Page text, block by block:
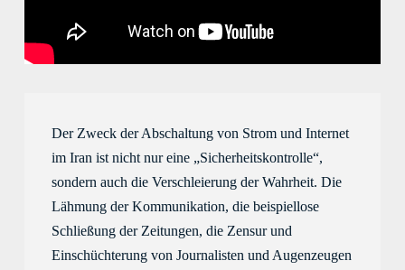
Der Zweck der Abschaltung von
im Iran ist nicht nur eine „Sicherheitskontrolle“,
sondern auch die Verschleierung der Wahrheit. Die
Lähmung der Kommunikation, die beispiellose
Schließung der Zeitungen, die Zensur und
Einschüchterung von Journalisten und Augenz